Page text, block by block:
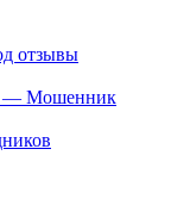
отзывы
— Мошенник